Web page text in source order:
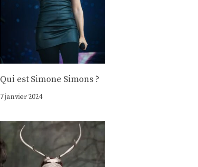
Qui est Simone Simons ?
7 janvier 2024